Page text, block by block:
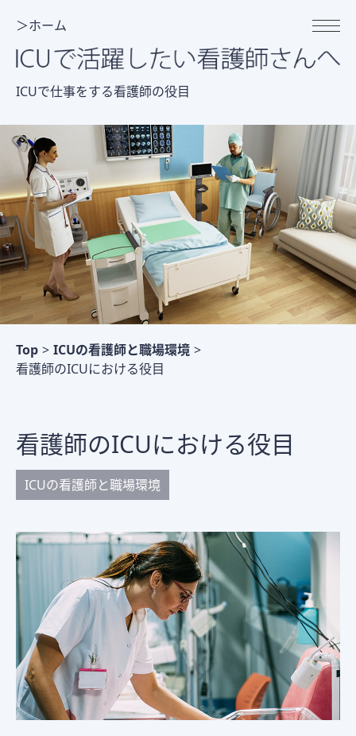
＞ホーム
ICUで仕事をする看護師の役目
Top > ICUの看護師と職場環境 >
看護師のICUにおける役目
看護師のICUにおける役目
ICUの看護師と職場環境